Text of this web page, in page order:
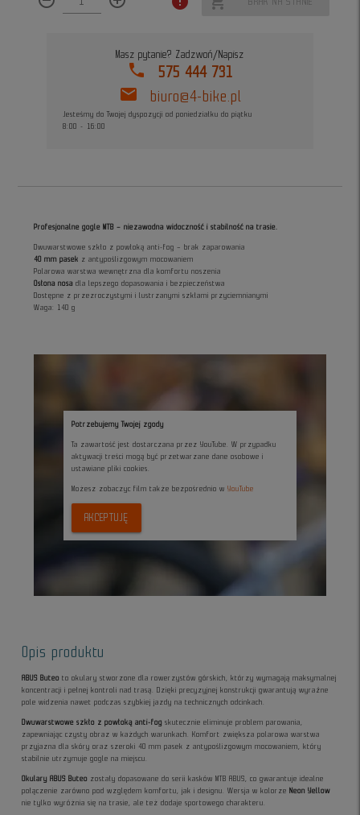
Masz pytanie? Zadzwoń/Napisz
phone 575 444 731
mail biuro@4-bike.pl
Jesteśmy do Twojej dyspozycji od poniedziałku do piątku
8:00 - 16:00
Profesjonalne gogle MTB – niezawodna widoczność i stabilność na trasie.
Dwuwarstwowe szkło z powłoką anti-fog – brak zaparowania
40 mm pasek z antypoślizgowym mocowaniem
Polarowa warstwa wewnętrzna dla komfortu noszenia
Osłona nosa dla lepszego dopasowania i bezpieczeństwa
Dostępne z przezroczystymi i lustrzanymi szkłami przyciemnianymi
Waga: 140 g
Potrzebujemy Twojej zgody
Ta zawartość jest dostarczana przez YouTube. W przypadku
aktywacji treści mogą być przetwarzane dane osobowe i
ustawiane pliki cookies.
Możesz zobaczyc film także bezpośrednio w YouTube
AKCEPTUJĘ
Opis produktu
ABUS Buteo to okulary stworzone dla rowerzystów górskich, którzy wymagają maksymalnej
koncentracji i pełnej kontroli nad trasą. Dzięki precyzyjnej konstrukcji gwarantują wyraźne
pole widzenia nawet podczas szybkiej jazdy na technicznych odcinkach.
Dwuwarstwowe szkło z powłoką anti-fog skutecznie eliminuje problem parowania,
zapewniając czysty obraz w każdych warunkach. Komfort zwiększa polarowa warstwa
przyjazna dla skóry oraz szeroki 40 mm pasek z antypoślizgowym mocowaniem, który
stabilnie utrzymuje gogle na miejscu.
Okulary ABUS Buteo zostały dopasowane do serii kasków MTB ABUS, co gwarantuje idealne
połączenie zarówno pod względem komfortu, jak i designu. Wersja w kolorze Neon Yellow
nie tylko wyróżnia się na trasie, ale też dodaje sportowego charakteru.